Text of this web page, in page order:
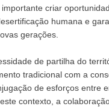
criar
humana e
gerações.
de partilha do
tradicional com a
de esforços entre
contexto, a